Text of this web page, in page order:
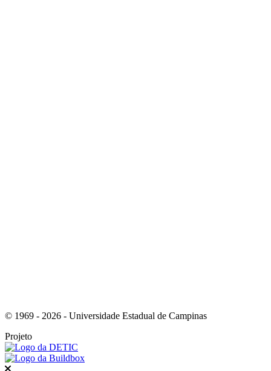
© 1969 - 2026 - Universidade Estadual de Campinas
Projeto
Fechar